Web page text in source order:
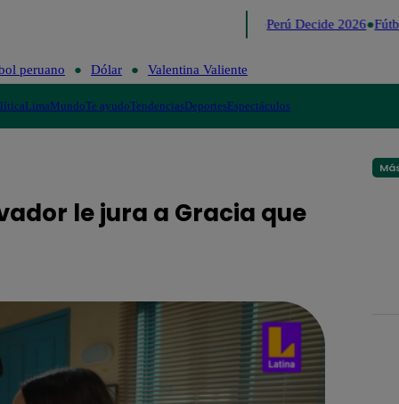
Perú Decide 2026
peruano Dólar Valentina Valiente
LimaMundoTe ayudoTendenciasDeportesEspectáculos
le jura a Gracia que